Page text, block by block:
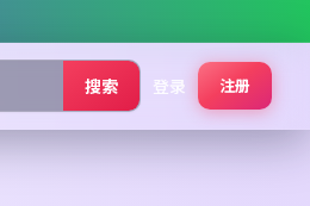
搜索 登录 注册